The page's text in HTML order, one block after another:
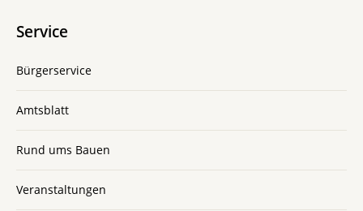
Service
Bürgerservice
Amtsblatt
Rund ums Bauen
Veranstaltungen